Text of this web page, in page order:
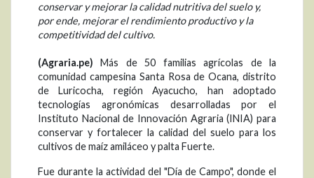
conservar y mejorar la calidad nutritiva del suelo y,
por ende, mejorar el rendimiento productivo y la
competitividad del cultivo.
(Agraria.pe) Más de 50 familias agrícolas de la
comunidad campesina Santa Rosa de Ocana, distrito
de Luricocha, región Ayacucho, han adoptado
tecnologías agronómicas desarrolladas por el
Instituto Nacional de Innovación Agraria (INIA) para
conservar y fortalecer la calidad del suelo para los
cultivos de maíz amiláceo y palta Fuerte.
Fue durante la actividad del "Día de Campo", donde el